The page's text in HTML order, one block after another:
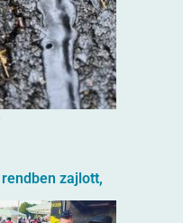
zajlott,